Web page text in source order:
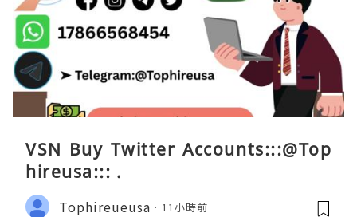
VSN Buy Twitter Accounts:::@Top
hireusa::: .
Tophireueusa 11小時前